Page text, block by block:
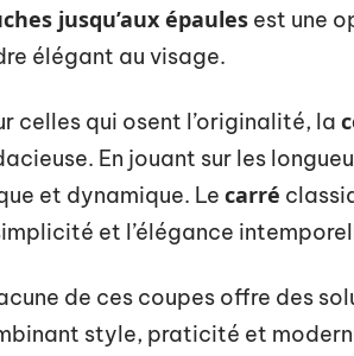
jusqu’aux épaules est une
élégant au visage.
celles qui osent l’originalité, la
En jouant sur les
et dynamique. Le carré
et l’élégance
de ces coupes offre des
style, praticité et